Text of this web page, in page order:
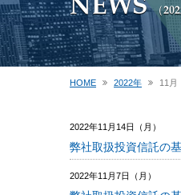
（
HOME 2022年 11 月
2022年11月14日（月）
弊社取扱投資信託の
2022年11月7日（月）